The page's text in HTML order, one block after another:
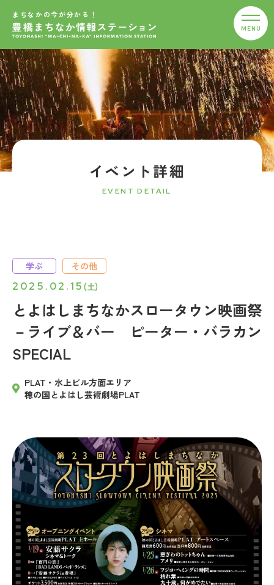
まちなかの今が分かる！
イベント詳細
EVENT DETAIL
とよはしまちなかスロータウン映画祭
－ライブ＆バー ピーター・バラカン
SPECIAL
2025.02.15 (土)
学ぶ その他
PLAT・水上ビル方面エリア
穂の国とよはし芸術劇場PLAT